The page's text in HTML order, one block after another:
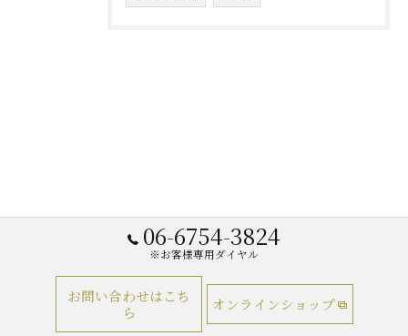
06-6754-3824
※お客様専用ダイヤル
お問い合わせはこち
ら
オンラインショップ